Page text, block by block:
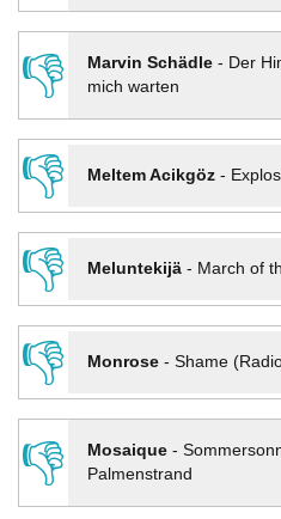
👎 Marvin Schädle- Der
mich warten
👎
Meltem Acikgöz-
👎
Meluntekijä- March of
👎
Monrose- Shame
👎
Mosaique-
Palmenstrand